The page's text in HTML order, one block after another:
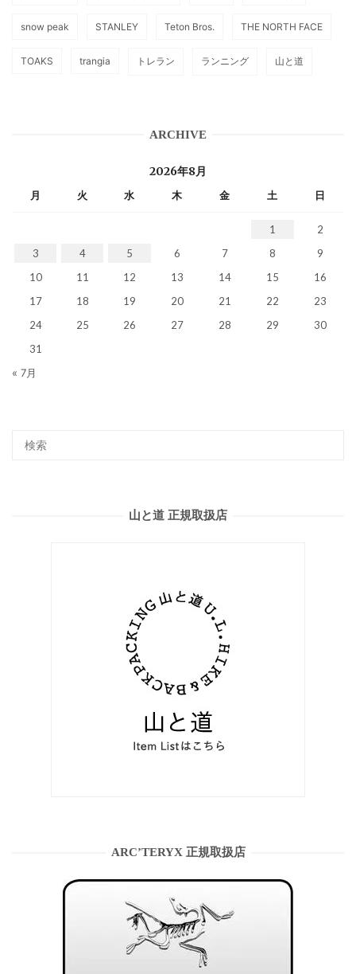
snow peak STANLEY Teton Bros. THE NORTH FACE
TOAKS trangia トレラン ランニング 山と道
ARCHIVE
2026年8月
月 火 水 木 金 土 日
1
2
3
4 5 6 7 8
9
10
11 12 13 14 15
16
17
18 19 20 21 22
23
24
25 26 27 28 29
30
31
« 7月
山と道 正規取扱店
ARC’TERYX 正規取扱店